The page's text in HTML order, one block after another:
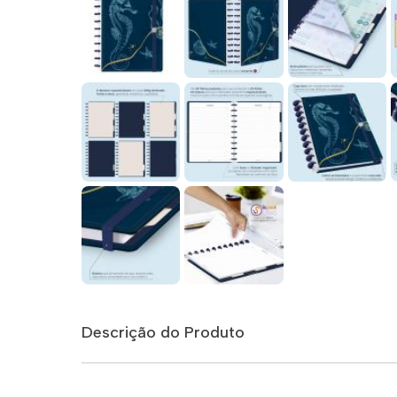
Descrição do Produto